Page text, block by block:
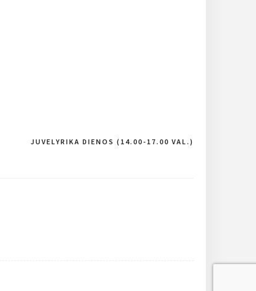
JUVELYRIKA DIENOS (14.00-17.00 VAL.)